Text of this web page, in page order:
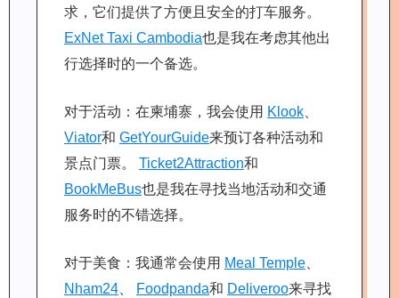
求，它们提供了方便且安全的打车服务。
ExNet Taxi Cambodia也是我在考虑其他出
行选择时的一个备选。
对于活动：在柬埔寨，我会使用 Klook
Viator和 GetYourGuide来预订各种活动和
景点门票。 Ticket2Attraction和
BookMeBus也是我在寻找当地活动和交通
服务时的不错选择。
对于美食：我通常会使用 Meal Temple
Nham24
Foodpanda和 Deliveroo来寻找